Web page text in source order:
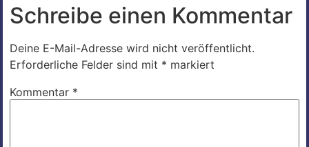
Schreibe einen Kommentar
Deine E-Mail-Adresse wird nicht veröffentlicht.
Erforderliche Felder sind mit * markiert
Kommentar *